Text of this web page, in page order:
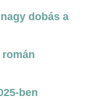
dobás a
ben